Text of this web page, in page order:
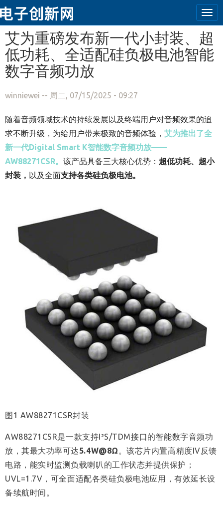
跳转到主要内容
艾为重磅发布新一代小封装、超
低功耗、全适配硅负极电池智能
数字音频功放
winniewei -- 周二, 07/15/2025 - 09:27
随着音频领域技术的持续发展以及终端用户对音频效果的追
求不断升级，为给用户带来极致的音频体验， 艾为推出了全
新一代Digital Smart K智能数字音频功放——
AW88271CSR。 该产品具备三大核心优势： 超低功耗、超小
封装， 以 及全面支持各类硅负极电池。
图1 AW88271CSR封装
AW88271CSR是一款支持I²S/TDM接口的智能数字音频功
放，其最大功率可达5.4W@8Ω 。该芯片内置高精度IV反馈
电路，能实时监测负载喇叭的工作状态并提供保护；
UVL=1.7V，可全面适配各类硅负极电池应用，有效延长设
备续航时间。